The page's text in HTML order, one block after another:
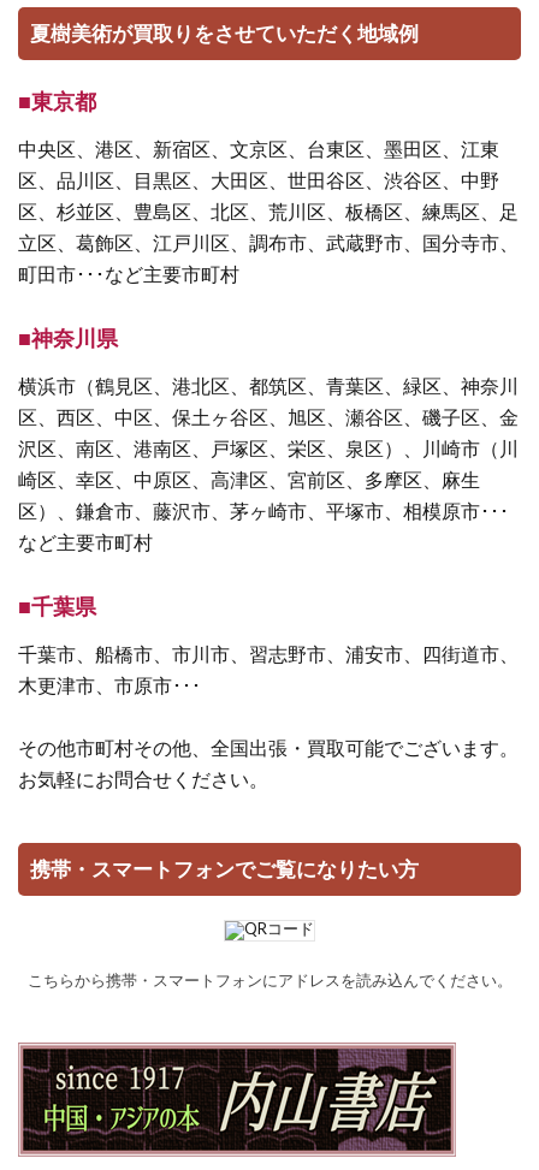
夏樹美術が買取りをさせていただく地域例
■東京都
中央区、港区、新宿区、文京区、台東区、墨田区、江東
区、品川区、目黒区、大田区、世田谷区、渋谷区、中野
区、杉並区、豊島区、北区、荒川区、板橋区、練馬区、足
立区、葛飾区、江戸川区、調布市、武蔵野市、国分寺市、
町田市･･･など主要市町村
■神奈川県
横浜市（鶴見区、港北区、都筑区、青葉区、緑区、神奈川
区、西区、中区、保土ヶ谷区、旭区、瀬谷区、磯子区、金
沢区、南区、港南区、戸塚区、栄区、泉区）、川崎市（川
崎区、幸区、中原区、高津区、宮前区、多摩区、麻生
区）、鎌倉市、藤沢市、茅ヶ崎市、平塚市、相模原市･･･
など主要市町村
■千葉県
千葉市、船橋市、市川市、習志野市、浦安市、四街道市、
木更津市、市原市･･･
その他市町村その他、全国出張・買取可能でございます。
お気軽にお問合せください。
携帯・スマートフォンでご覧になりたい方
こちらから携帯・スマートフォンにアドレスを読み込んでください。